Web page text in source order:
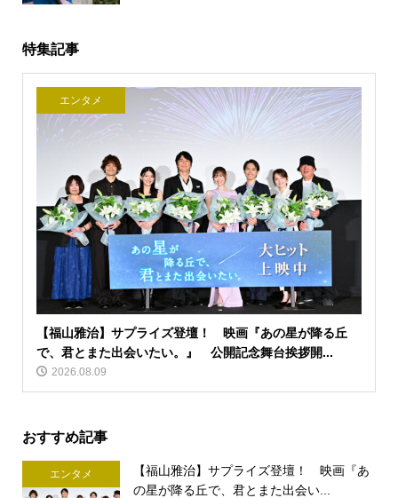
特集記事
エンタメ
【福山雅治】サプライズ登壇！ 映画『あの星が降る丘
で、君とまた出会いたい。』 公開記念舞台挨拶開...
2026.08.09
おすすめ記事
エンタメ
【福山雅治】サプライズ登壇！ 映画『あ
の星が降る丘で、君とまた出会い...